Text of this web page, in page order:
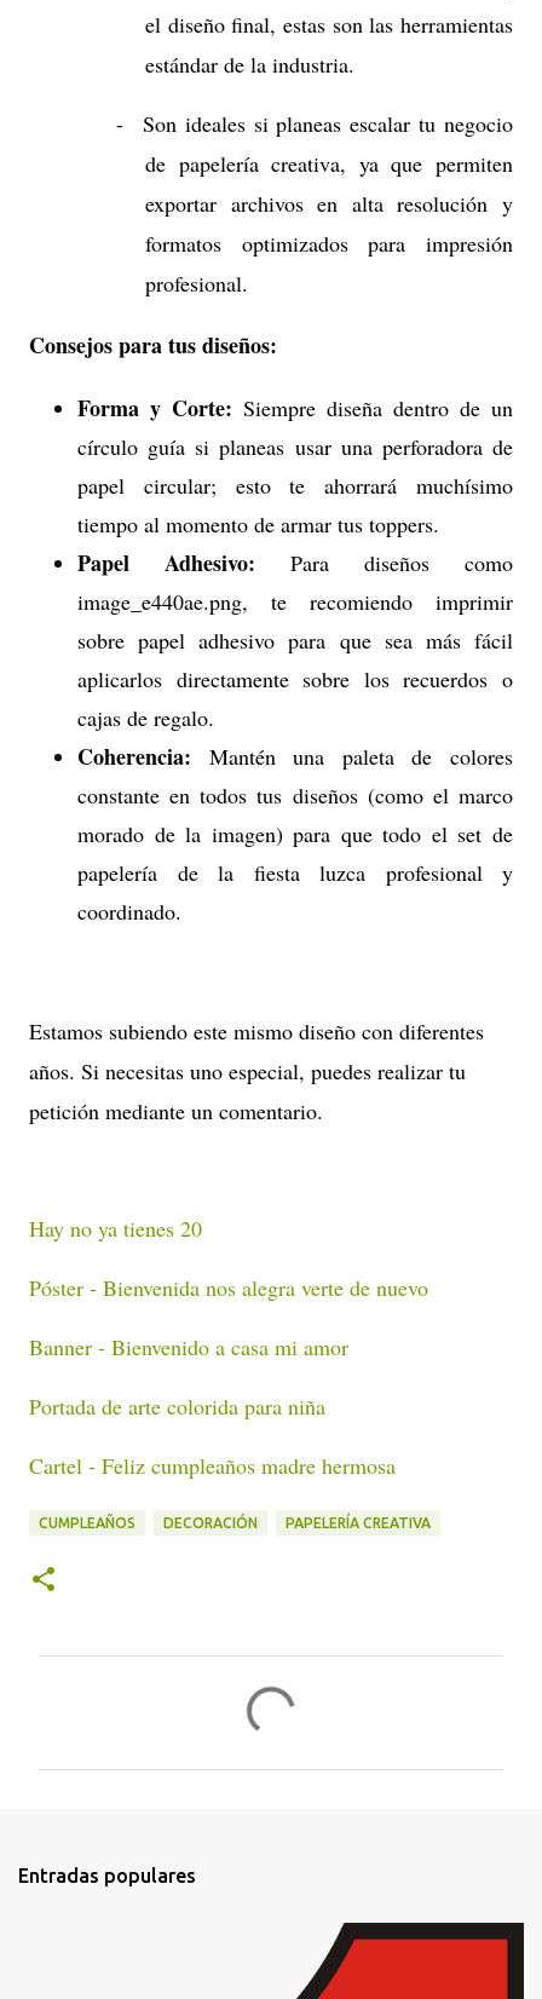
el diseño final, estas son las herramientas
estándar de la industria.
- Son ideales si planeas escalar tu negocio
de papelería creativa, ya que permiten
exportar archivos en alta resolución y
formatos optimizados para impresión
profesional.
Consejos para tus diseños:
Forma y Corte: Siempre diseña dentro de un
círculo guía si planeas usar una perforadora de
papel circular; esto te ahorrará muchísimo
tiempo al momento de armar tus toppers.
Papel Adhesivo: Para diseños como
image_e440ae.png, te recomiendo imprimir
sobre papel adhesivo para que sea más fácil
aplicarlos directamente sobre los recuerdos o
cajas de regalo.
Coherencia: Mantén una paleta de colores
constante en todos tus diseños (como el marco
morado de la imagen) para que todo el set de
papelería de la fiesta luzca profesional y
coordinado.
Estamos subiendo este mismo diseño con diferentes
años. Si necesitas uno especial, puedes realizar tu
petición mediante un comentario.
Hay no ya tienes 20
Póster - Bienvenida nos alegra verte de nuevo
Banner - Bienvenido a casa mi amor
Portada de arte colorida para niña
Cartel - Feliz cumpleaños madre hermosa
CUMPLEAÑOS DECORACIÓN PAPELERÍA CREATIVA
t
Entradas populares